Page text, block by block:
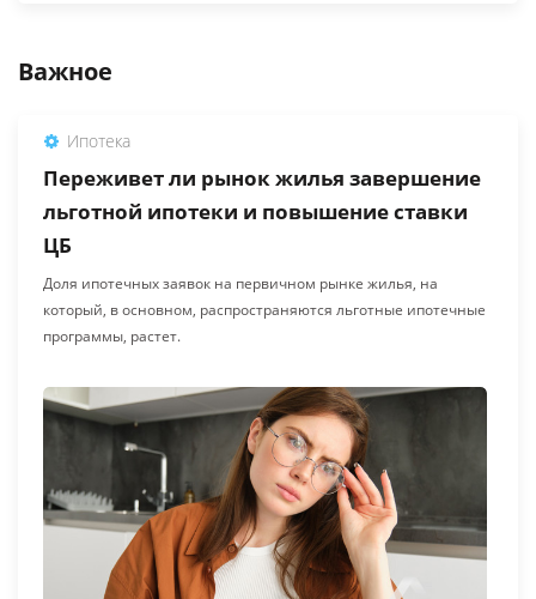
Важное
Ипотека
Переживет ли рынок жилья завершение
льготной ипотеки и повышение ставки
ЦБ
Доля ипотечных заявок на первичном рынке жилья, на
который, в основном, распространяются льготные ипотечные
программы, растет.